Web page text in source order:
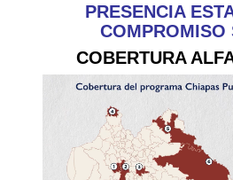
PRESENCIA
COMPROMISO
COBERTURA